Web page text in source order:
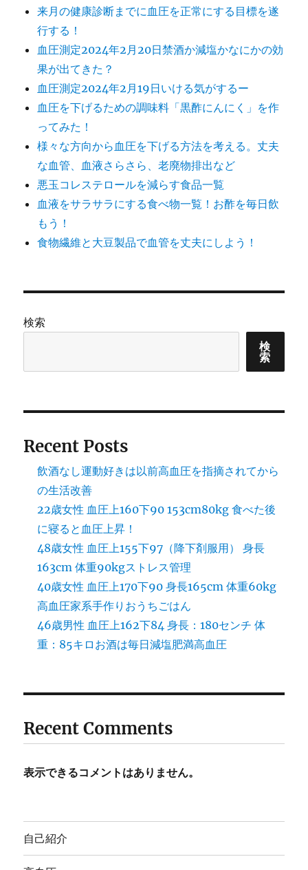
来月の健康診断までに血圧を正常にする目標を遂
行する！
血圧測定2024年2月20日禁酒か減塩かなにかの効
果が出てきた？
血圧測定2024年2月19日いける気がするー
血圧を下げるための調味料「黒酢にんにく」を作
ってみた！
様々な方向から血圧を下げる方法を考える。丈夫
な血管、血液さらさら、老廃物排出など
悪玉コレステロールを減らす食品一覧
血液をサラサラにする食べ物一覧！お酢を毎日飲
もう！
食物繊維と大豆製品で血管を丈夫にしよう！
検索
検
索
Recent Posts
飲酒なし運動好きは以前高血圧を指摘されてから
の生活改善
22歳女性 血圧上160下90 153cm80kg 食べた後
に寝ると血圧上昇！
48歳女性 血圧上155下97（降下剤服用） 身長
163cm 体重90kgストレス管理
40歳女性 血圧上170下90 身長165cm 体重60kg
高血圧家系手作りおうちごはん
46歳男性 血圧上162下84 身長：180センチ 体
重：85キロお酒は毎日減塩肥満高血圧
Recent Comments
表示できるコメントはありません。
自己紹介